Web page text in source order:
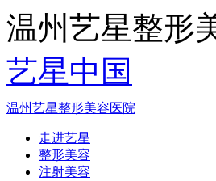
温州艺星整形
艺星中国
温州艺星整形美容医院
走进艺星
整形美容
注射美容